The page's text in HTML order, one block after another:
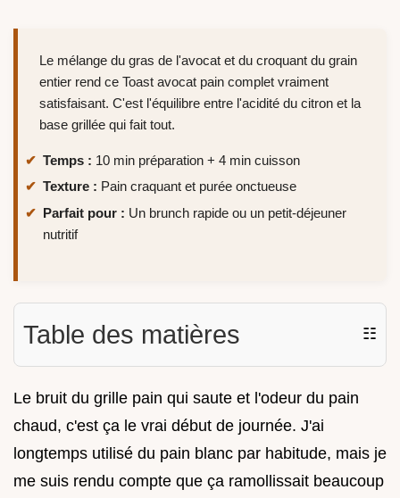
Le mélange du gras de l'avocat et du croquant du grain
entier rend ce Toast avocat pain complet vraiment
satisfaisant. C'est l'équilibre entre l'acidité du citron et la
base grillée qui fait tout.
Temps : 10 min préparation + 4 min cuisson
Texture : Pain craquant et purée onctueuse
Parfait pour : Un brunch rapide ou un petit-déjeuner
nutritif
Table des matières ☷
Le bruit du grille pain qui saute et l'odeur du pain
chaud, c'est ça le vrai début de journée. J'ai
longtemps utilisé du pain blanc par habitude, mais je
me suis rendu compte que ça ramollissait beaucoup